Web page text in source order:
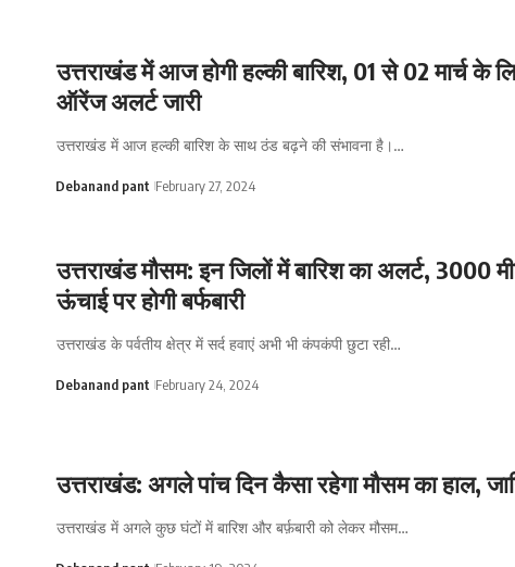
उत्तराखंड में आज होगी हल्की बारिश, 01 से 02 मार्च के
ऑरेंज अलर्ट जारी
उत्तराखंड में आज हल्की बारिश के साथ ठंड बढ़ने की संभावना है।…
Debanand pant February 27, 2024
उत्तराखंड मौसम: इन जिलों में बारिश का अलर्ट, 3000
ऊंचाई पर होगी बर्फबारी
उत्तराखंड के पर्वतीय क्षेत्र में सर्द हवाएं अभी भी कंपकंपी छुटा रही…
Debanand pant February 24, 2024
उत्तराखंड: अगले पांच दिन कैसा रहेगा मौसम का हाल,
उत्तराखंड में अगले कुछ घंटों में बारिश और बर्फ़बारी को लेकर मौसम…